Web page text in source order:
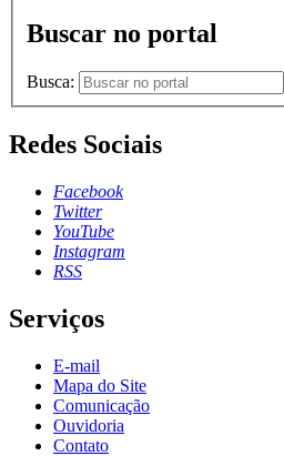
Buscar no portal
Busca:
Redes Sociais
Facebook
Twitter
YouTube
Instagram
RSS
Serviços
E-mail
Mapa do Site
Comunicação
Ouvidoria
Contato